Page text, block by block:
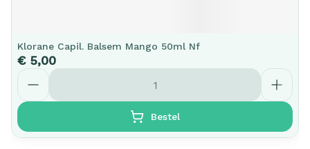
Klorane Capil. Balsem Mango 50ml Nf
€ 5,00
Aantal
Bestel